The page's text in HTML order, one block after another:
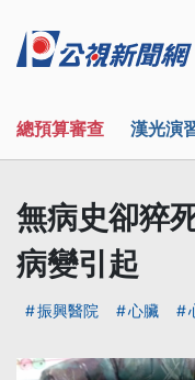
總預算審查 漢光演
無病史卻猝
病變引起
振興醫院 心臟